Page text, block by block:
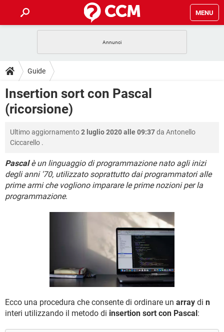
MENU
INTRATTENIMENTO
iOS WINDOWS 10
INSTAGRAM
HARDWARE
GUIDE
COVID-19
INTRATTENIMENTO ANDROID
INSTAGRAM WHATSAPP
HARDWARE
DOWNLOAD
COVID-19
iOS
INSTAGRAM WHATSAPP
TIKTOK FACEBOOK
HARDWARE
FORUM
COVID-19 GAMING
iOS WINDOWS 10
INSTAGRAM WHATSAPP
TIKTOK
GLOSSARIO
COVID-19
INTRATTENIMENTO ANDROID
iOS
FACEBOOK
Guide
Insertion sort con Pascal
(ricorsione)
Ultimo aggiornamento2 luglio 2020 alle 09:37da Antonello
Ciccarello .
Pascalè un linguaggio di programmazione nato agli inizi
degli anni '70, utilizzato soprattutto dai programmatori alle
prime armi che vogliono imparare le prime nozioni per la
programmazione.
Ecco una procedura che consente di ordinare un array di n
interi utilizzando il metodo di insertion sort con Pascal: